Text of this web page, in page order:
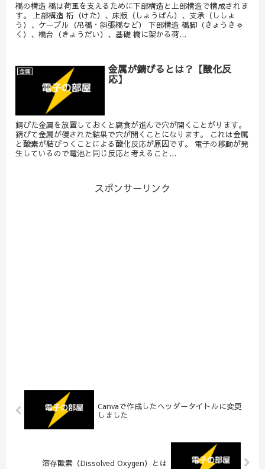
橋の構造 橋は荷重を支えるために下部構造と上部構造で構成されま
す。 上部構造 桁（けた）、床版（しょうばん）、支承（ししょ
う）、ケーブル（吊橋・斜張橋など） 下部構造 橋脚（きょうきゃ
く）、橋台（きょうだい）、基礎 橋に架かる荷...
金属 金属が錆びるとは？【酸化反
応】
錆びた金属を放置しておくと腐食が進んで穴が開くことがります。
錆びて金属が侵された結果で穴が開くことになります。 これは金属
と酸素が結びつくことによる酸化反応が原因です。 電子の移動が発
生しているので電池と同じ反応と考えること...
スポンサーリンク
Canvaで作成したヘッダータイトルに変更
しました
溶存酸素（Dissolved Oxygen）とは